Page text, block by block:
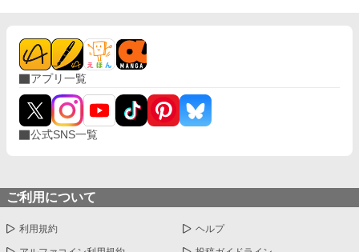
アプリ一覧
公式SNS一覧
ご利用について
利用規約 ヘルプ